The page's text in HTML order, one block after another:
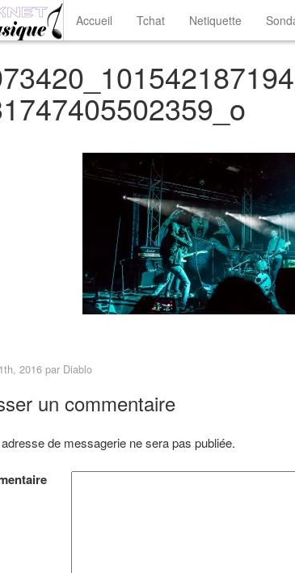
Accueil Tchat Netiquette
2016 par Diablo
un commentaire
de messagerie ne sera pas publiée.